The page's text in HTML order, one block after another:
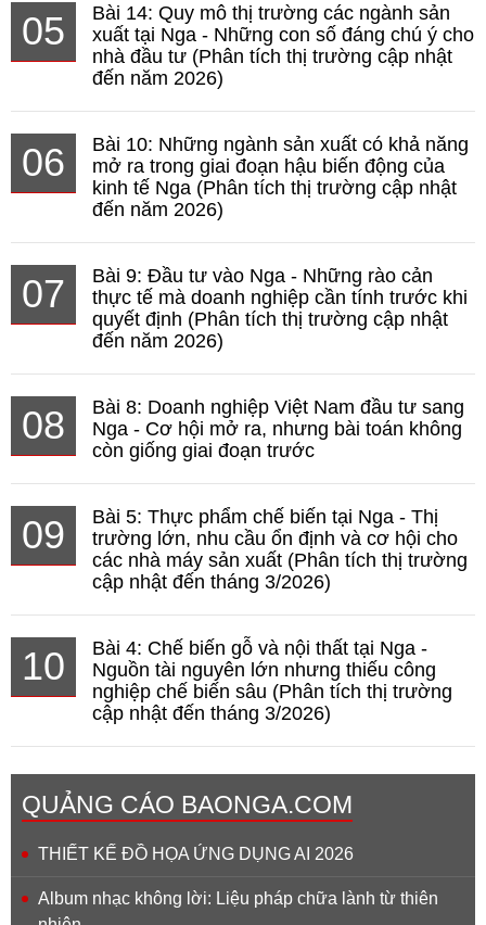
05
Bài 14: Quy mô thị trường các ngành sản
xuất tại Nga - Những con số đáng chú ý cho
nhà đầu tư (Phân tích thị trường cập nhật
đến năm 2026)
06
Bài 10: Những ngành sản xuất có khả năng
mở ra trong giai đoạn hậu biến động của
kinh tế Nga (Phân tích thị trường cập nhật
đến năm 2026)
07
Bài 9: Đầu tư vào Nga - Những rào cản
thực tế mà doanh nghiệp cần tính trước khi
quyết định (Phân tích thị trường cập nhật
đến năm 2026)
08
Bài 8: Doanh nghiệp Việt Nam đầu tư sang
Nga - Cơ hội mở ra, nhưng bài toán không
còn giống giai đoạn trước
09
Bài 5: Thực phẩm chế biến tại Nga - Thị
trường lớn, nhu cầu ổn định và cơ hội cho
các nhà máy sản xuất (Phân tích thị trường
cập nhật đến tháng 3/2026)
10
Bài 4: Chế biến gỗ và nội thất tại Nga -
Nguồn tài nguyên lớn nhưng thiếu công
nghiệp chế biến sâu (Phân tích thị trường
cập nhật đến tháng 3/2026)
QUẢNG CÁO BAONGA.COM
THIẾT KẾ ĐỒ HỌA ỨNG DỤNG AI 2026
Album nhạc không lời: Liệu pháp chữa lành từ thiên